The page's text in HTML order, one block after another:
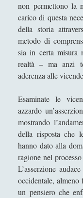
(2) Il linguaggio
limiti legati alla
1 Lo scopo della
copernicana
10. I limiti della
11. La ragione e i
3. L’ampiezza e i
ragion pura\"
4 Giudizi sintetici e
5 Giudizi a priori,
essenziale
6 Kant affronta il
7. Le forme a priori
non permettono la
carico di questa
della storia
metodo di
sia in certa misura
realtà – ma anzi
aderenza alle
Esaminate le
azzardo
mostrando
della risposta che
hanno dato alla
ragione nel
L’asserzione
occidentale, almeno
un pensiero che